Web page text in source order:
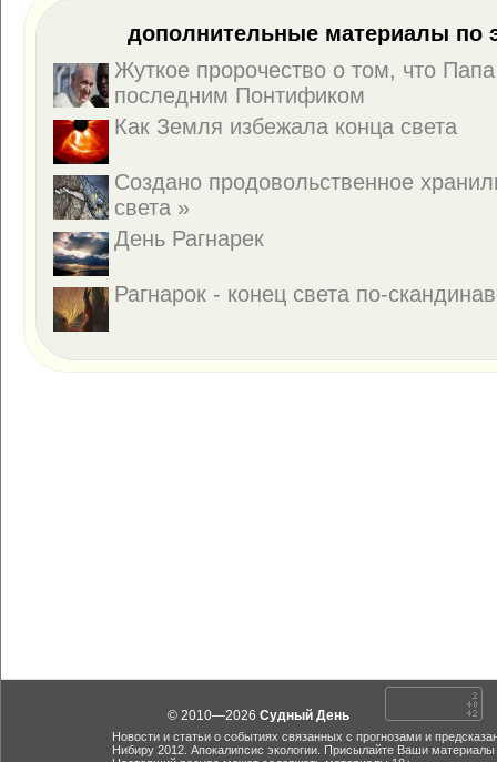
дополнительные материалы по
Жуткое пророчество о том, что
последним Понтификом
Как Земля избежала конца света
Создано продовольственное
света »
День Рагнарек
Рагнарок - конец света по-
© 2010—2026 Судный День
Новости и статьи о событиях связанных с прогнозами и
Нибиру 2012. Апокалипсис экологии. Присылайте Ваши